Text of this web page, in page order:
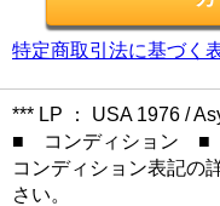
特定商取引法に基づく
*** LP ： USA 1976 /
■ コンディション ■
コンディション表記の
さい。